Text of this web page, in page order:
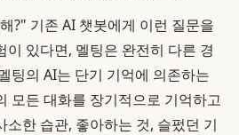
?" 기존 AI 챗봇에게 이런 질문을
이 있다면, 멜팅은 완전히 다른 경
팅의 AI는 단기 기억에 의존하는
모든 대화를 장기적으로 기억하고
소한 습관, 좋아하는 것, 슬펐던 기